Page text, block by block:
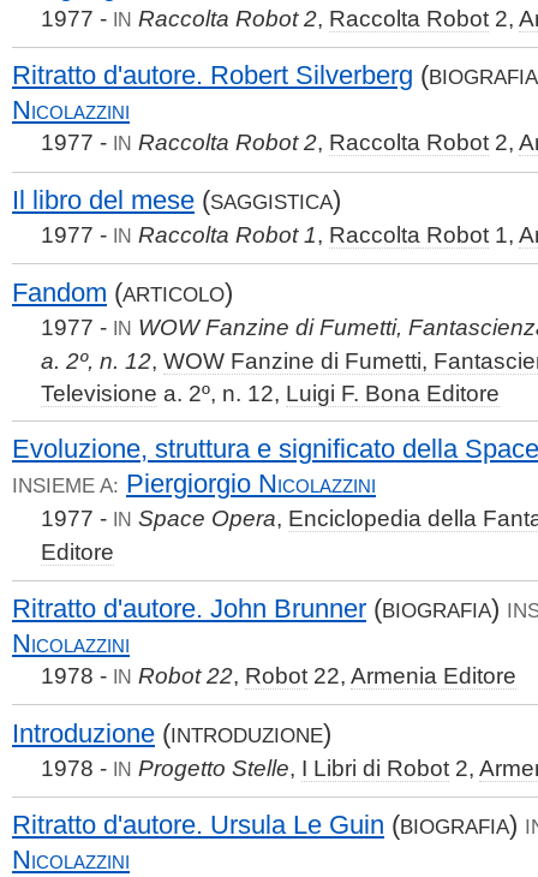
1977 - IN Raccolta Robot 2, Raccolta Robot 2,
Ritratto d'autore. Robert Silverberg (BIOGRAFIA
Nicolazzini
1977 - IN Raccolta Robot 2, Raccolta Robot 2,
Il libro del mese (SAGGISTICA)
1977 - IN Raccolta Robot 1, Raccolta Robot 1,
Fandom (ARTICOLO)
1977 - IN WOW Fanzine di Fumetti,
a. 2º, n. 12, WOW Fanzine di Fumetti,
Televisione a. 2º, n. 12, Luigi F. Bona Editore
Evoluzione, struttura e significato della
INSIEME A: Piergiorgio Nicolazzini
1977 - IN Space Opera, Enciclopedia della
Editore
Ritratto d'autore. John Brunner (BIOGRAFIA)
Nicolazzini
1978 - IN Robot 22, Robot 22, Armenia Editore
Introduzione (INTRODUZIONE)
1978 - IN Progetto Stelle, I Libri di Robot 2,
Ritratto d'autore. Ursula Le Guin (BIOGRAFIA)
Nicolazzini